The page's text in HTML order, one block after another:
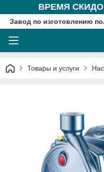
ВРЕМЯ
Завод по изготовлению
Товары и услуги